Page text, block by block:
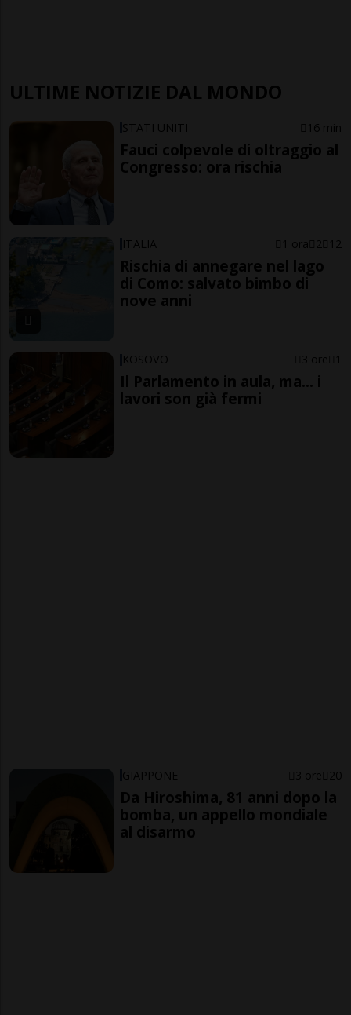
ULTIME NOTIZIE DAL MONDO
STATI UNITI 16 min
Fauci colpevole di oltraggio al
Congresso: ora rischia
ITALIA 1 ora 2 12
Rischia di annegare nel lago
di Como: salvato bimbo di
nove anni
KOSOVO 3 ore 1
Il Parlamento in aula, ma... i
lavori son già fermi
GIAPPONE 3 ore 20
Da Hiroshima, 81 anni dopo la
bomba, un appello mondiale
al disarmo